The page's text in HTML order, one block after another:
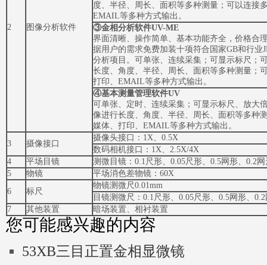
2 图像分析软件
度、半径、周长、面积等多种测量；可以连接
EMAIL等多种方式输出。
③金相分析软件UV-ME
界面清晰、操作简单、基本功能齐全，价格合
据用户的需求免费加装十项符合国家GB和行业
分析项目。可单张、连续采集；可显示标尺；
长度、角度、半径、周长、面积等多种测量；
打印、EMAIL等多种方式输出。
④基本测量管理软件UV
可单张、定时、连续采集；可显示标尺、放大
像进行长度、角度、半径、周长、面积等多种
媒体、打印、EMAIL等多种方式输出。
3
摄像接口
摄像头接口：1X、0.5X
数码相机接口：1X、2.5X/4X
4
平场目镜
测微目镜：0.1尺形、0.05尺形、0.5网形、0.2
5
物镜
平场消色差物镜：60X
6
标尺
物镜测微尺0.01mm
目镜测微尺：0.1尺形、0.05尺形、0.5网形、
7
其他装置 暗场装置、相衬装置
您可能感兴趣的内容
53XB三目正置金相显微镜